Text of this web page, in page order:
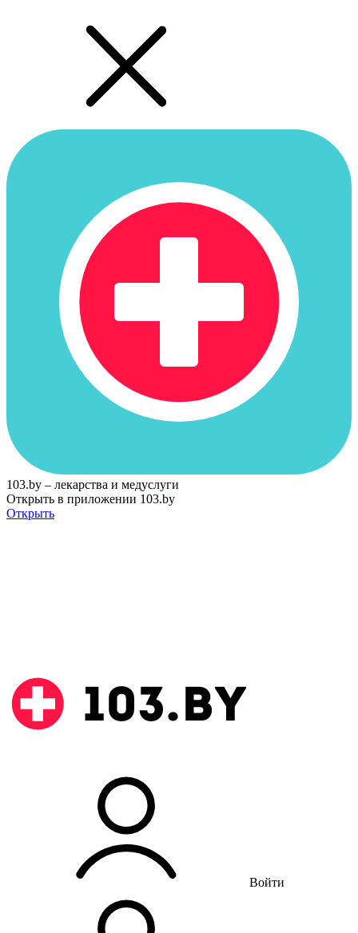
103.by – лекарства и медуслуги
Открыть в приложении 103.by
Открыть
Войти